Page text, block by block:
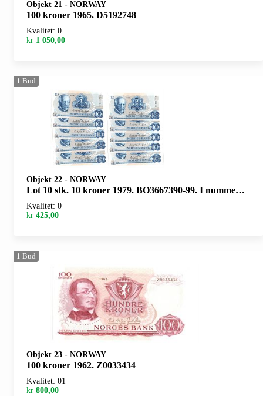
Objekt 21 - NORWAY
100 kroner 1965. D5192748
Kvalitet: 0
kr 1 050,00
1 Bud
Objekt 22 - NORWAY
Lot 10 stk. 10 kroner 1979. BO3667390-99. I nummerrekkefølge
Kvalitet: 0
kr 425,00
1 Bud
Objekt 23 - NORWAY
100 kroner 1962. Z0033434
Kvalitet: 01
kr 800,00